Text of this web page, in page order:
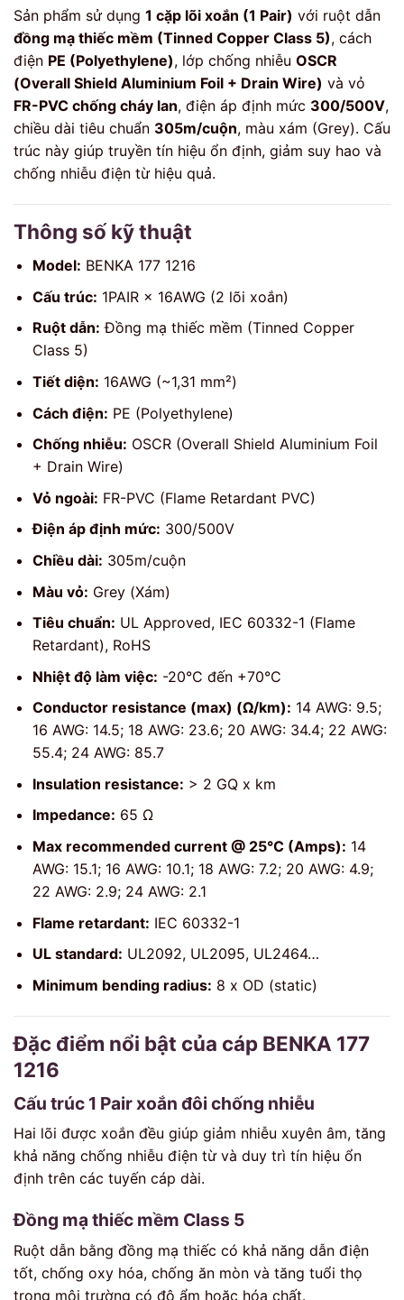
Sản phẩm sử dụng 1 cặp lõi xoắn (1 Pair) với ruột dẫn
đồng mạ thiếc mềm (Tinned Copper Class 5), cách
điện PE (Polyethylene), lớp chống nhiễu OSCR
(Overall Shield Aluminium Foil + Drain Wire) và vỏ
FR-PVC chống cháy lan, điện áp định mức 300/500V,
chiều dài tiêu chuẩn 305m/cuộn, màu xám (Grey). Cấu
trúc này giúp truyền tín hiệu ổn định, giảm suy hao và
chống nhiễu điện từ hiệu quả.
Thông số kỹ thuật
Model: BENKA 177 1216
Cấu trúc: 1PAIR × 16AWG (2 lõi xoắn)
Ruột dẫn: Đồng mạ thiếc mềm (Tinned Copper
Class 5)
Tiết diện: 16AWG (~1,31 mm²)
Cách điện: PE (Polyethylene)
Chống nhiễu: OSCR (Overall Shield Aluminium Foil
+ Drain Wire)
Vỏ ngoài: FR-PVC (Flame Retardant PVC)
Điện áp định mức: 300/500V
Chiều dài: 305m/cuộn
Màu vỏ: Grey (Xám)
Tiêu chuẩn: UL Approved, IEC 60332-1 (Flame
Retardant), RoHS
Nhiệt độ làm việc: -20°C đến +70°C
Conductor resistance (max) (Ω/km): 14 AWG: 9.5;
16 AWG: 14.5; 18 AWG: 23.6; 20 AWG: 34.4; 22 AWG:
55.4; 24 AWG: 85.7
Insulation resistance: > 2 GQ x km
Impedance: 65 Ω
Max recommended current @ 25°C (Amps): 14
AWG: 15.1; 16 AWG: 10.1; 18 AWG: 7.2; 20 AWG: 4.9;
22 AWG: 2.9; 24 AWG: 2.1
Flame retardant: IEC 60332-1
UL standard: UL2092, UL2095, UL2464…
Minimum bending radius: 8 x OD (static)
Đặc điểm nổi bật của cáp BENKA 177
1216
Cấu trúc 1 Pair xoắn đôi chống nhiễu
Hai lõi được xoắn đều giúp giảm nhiễu xuyên âm, tăng
khả năng chống nhiễu điện từ và duy trì tín hiệu ổn
định trên các tuyến cáp dài.
Đồng mạ thiếc mềm Class 5
Ruột dẫn bằng đồng mạ thiếc có khả năng dẫn điện
tốt, chống oxy hóa, chống ăn mòn và tăng tuổi thọ
trong môi trường có độ ẩm hoặc hóa chất.